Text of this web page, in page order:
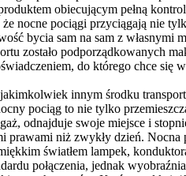
obiecującym pełną
nocne pociągi przyciągają nie
bycia sam na sam z
zostało podporządkowanych
do którego chce
innym środku
pociąg to nie tylko
odnajduje swoje miejsce i
prawami niż zwykły dzień.
światłem lampek,
połączenia, jednak